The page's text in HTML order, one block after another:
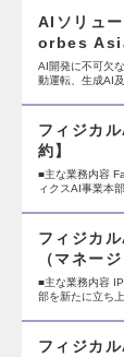
AIソリュ
orbes
AI開発に不可欠
動運転、生成AI
フィジカ
約】
■主な業務内容
ィクスAI事業本
フィジカ
（マネー
■主な業務内容
部を新たに立ち
フィジカ